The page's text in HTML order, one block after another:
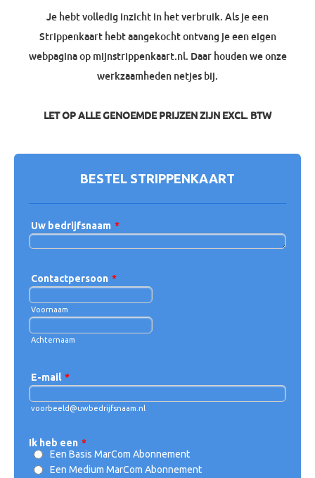
Je hebt volledig inzicht in het verbruik. Als je een
Strippenkaart hebt aangekocht ontvang je een eigen
webpagina op mijnstrippenkaart.nl. Daar houden we onze
werkzaamheden netjes bij.
LET OP ALLE GENOEMDE PRIJZEN ZIJN EXCL. BTW